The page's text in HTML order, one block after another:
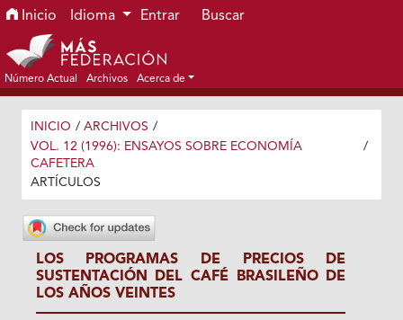
Ir al menú de navegación principal
Ir al contenido principal
Ir al pie de página del sitio
Inicio Idioma Entrar Buscar
Número Actual Archivos Acerca de
INICIO / ARCHIVOS /
VOL. 12 (1996): ENSAYOS SOBRE ECONOMÍA
CAFETERA
/
ARTÍCULOS
LOS PROGRAMAS DE PRECIOS DE
SUSTENTACIÓN DEL CAFÉ BRASILEÑO DE
LOS AÑOS VEINTES